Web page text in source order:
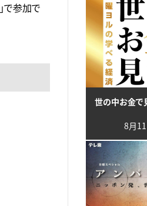
で参加で
世の中お金で
8月